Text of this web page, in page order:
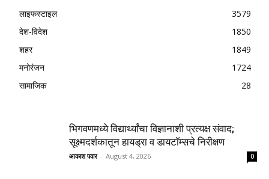
लाइफस्टाइल
3579
देश-विदेश
1850
शहर
1849
मनोरंजन
1724
सामाजिक
28
भिगवणमध्ये विद्यार्थ्यांचा विज्ञानाशी प्रत्यक्ष संवाद;
सूक्ष्मदर्शकातून हायड्रा व डायटॉम्सचे निरीक्षण
आकाश पवार - August 4, 2026 0